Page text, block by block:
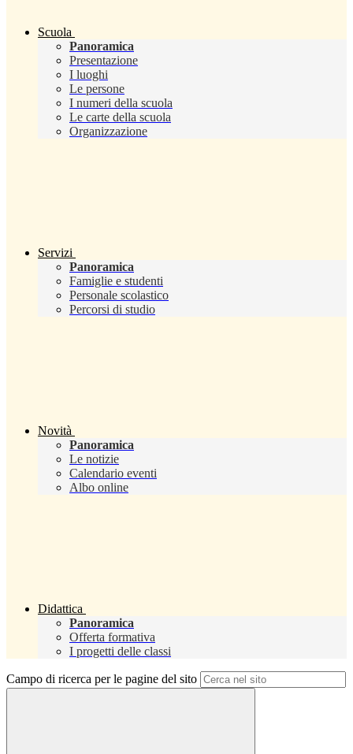
Scuola
Panoramica
Presentazione
I luoghi
Le persone
I numeri della scuola
Le carte della scuola
Organizzazione
Servizi
Panoramica
Famiglie e studenti
Personale scolastico
Percorsi di studio
Novità
Panoramica
Le notizie
Calendario eventi
Albo online
Didattica
Panoramica
Offerta formativa
I progetti delle classi
Campo di ricerca per le pagine del sito